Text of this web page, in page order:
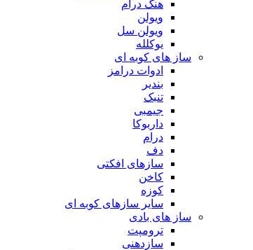
هنگ درام
ویولن
ویولن سل
یوکلله
ساز های کوبه ای
ادوات درامز
بندیر
تنبک
جیمبی
داربوکا
درام
دف
سازهای افکتی
کاخن
کوزه
سایر سازهای کوبه ای
ساز های بادی
ترومپت
سازدهنی